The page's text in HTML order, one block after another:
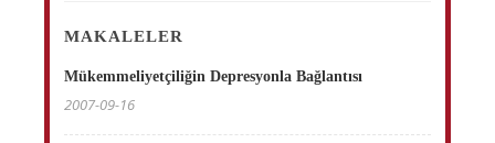
MAKALELER
Mükemmeliyetçiliğin Depresyonla Bağlantısı
2007-09-16